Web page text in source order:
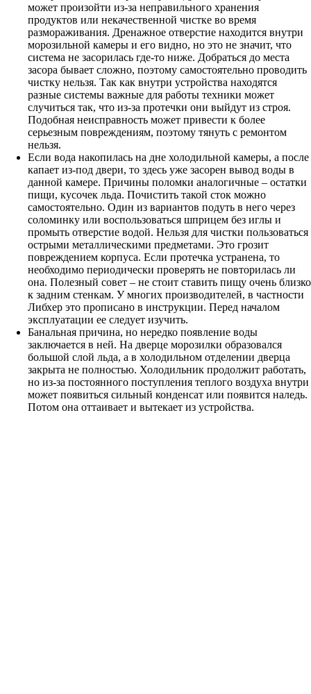
может произойти из-за неправильного хранения
продуктов или некачественной чистке во время
размораживания. Дренажное отверстие находится внутри
морозильной камеры и его видно, но это не значит, что
система не засорилась где-то ниже. Добраться до места
засора бывает сложно, поэтому самостоятельно проводить
чистку нельзя. Так как внутри устройства находятся
разные системы важные для работы техники может
случиться так, что из-за протечки они выйдут из строя.
Подобная неисправность может привести к более
серьезным повреждениям, поэтому тянуть с ремонтом
нельзя.
Если вода накопилась на дне холодильной камеры, а после
капает из-под двери, то здесь уже засорен вывод воды в
данной камере. Причины поломки аналогичные – остатки
пищи, кусочек льда. Почистить такой сток можно
самостоятельно. Один из вариантов подуть в него через
соломинку или воспользоваться шприцем без иглы и
промыть отверстие водой. Нельзя для чистки пользоваться
острыми металлическими предметами. Это грозит
повреждением корпуса. Если протечка устранена, то
необходимо периодически проверять не повторилась ли
она. Полезный совет – не стоит ставить пищу очень близко
к задним стенкам. У многих производителей, в частности
Либхер это прописано в инструкции. Перед началом
эксплуатации ее следует изучить.
Банальная причина, но нередко появление воды
заключается в ней. На дверце морозилки образовался
большой слой льда, а в холодильном отделении дверца
закрыта не полностью. Холодильник продолжит работать,
но из-за постоянного поступления теплого воздуха внутри
может появиться сильный конденсат или появится наледь.
Потом она оттаивает и вытекает из устройства.